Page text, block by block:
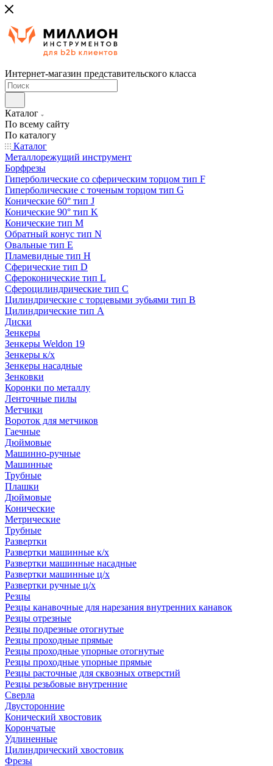
Интернет-магазин представительского класса
Каталог
По всему сайту
По каталогу
Каталог
Металлорежущий инструмент
Борфрезы
Гиперболические cо сферическим торцом тип F
Гиперболические с точеным торцом тип G
Конические 60° тип J
Конические 90° тип K
Конические тип M
Обратный конус тип N
Овальные тип E
Пламевидные тип H
Сферические тип D
Сфероконические тип L
Сфероцилиндрические тип C
Цилиндрические с торцевыми зубьями тип B
Цилиндрические тип А
Диски
Зенкеры
Зенкеры Weldon 19
Зенкеры к/х
Зенкеры насадные
Зенковки
Коронки по металлу
Ленточные пилы
Метчики
Вороток для метчиков
Гаечные
Дюймовые
Машинно-ручные
Машинные
Трубные
Плашки
Дюймовые
Конические
Метрические
Трубные
Развертки
Развертки машинные к/х
Развертки машинные насадные
Развертки машинные ц/х
Развертки ручные ц/х
Резцы
Резцы канавочные для нарезания внутренних канавок
Резцы отрезные
Резцы подрезные отогнутые
Резцы проходные прямые
Резцы проходные упорные отогнутые
Резцы проходные упорные прямые
Резцы расточные для сквозных отверстий
Резцы резьбовые внутренние
Сверла
Двусторонние
Конический хвостовик
Корончатые
Удлиненные
Цилиндрический хвостовик
Фрезы